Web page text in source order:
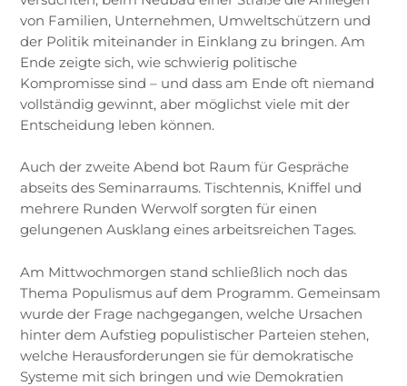
von Familien, Unternehmen, Umweltschützern und
der Politik miteinander in Einklang zu bringen. Am
Ende zeigte sich, wie schwierig politische
Kompromisse sind – und dass am Ende oft niemand
vollständig gewinnt, aber möglichst viele mit der
Entscheidung leben können.
Auch der zweite Abend bot Raum für Gespräche
abseits des Seminarraums. Tischtennis, Kniffel und
mehrere Runden Werwolf sorgten für einen
gelungenen Ausklang eines arbeitsreichen Tages.
Am Mittwochmorgen stand schließlich noch das
Thema Populismus auf dem Programm. Gemeinsam
wurde der Frage nachgegangen, welche Ursachen
hinter dem Aufstieg populistischer Parteien stehen,
welche Herausforderungen sie für demokratische
Systeme mit sich bringen und wie Demokratien